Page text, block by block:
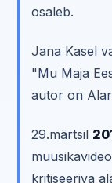
osaleb.
Jana Kasel
"Mu Maja
autor on
29.märtsil
kritiseeriva